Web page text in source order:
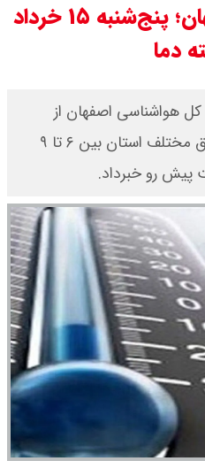
دولت چقدر تمام می شود؟
می دهند
با مسعود پزشکیان دیدار
مشکلات کشور و تعامل
با طرفهای خارجی گفتگو شد
پیش‌بینی هوای اصفهان؛ پنج‌شنبه ۱۵ خرداد
هواشناسی اصفهان از
کاهش محسوس دما در مناطق مختلف استان بین ۶ تا ۹